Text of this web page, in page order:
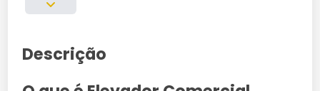
Descrição